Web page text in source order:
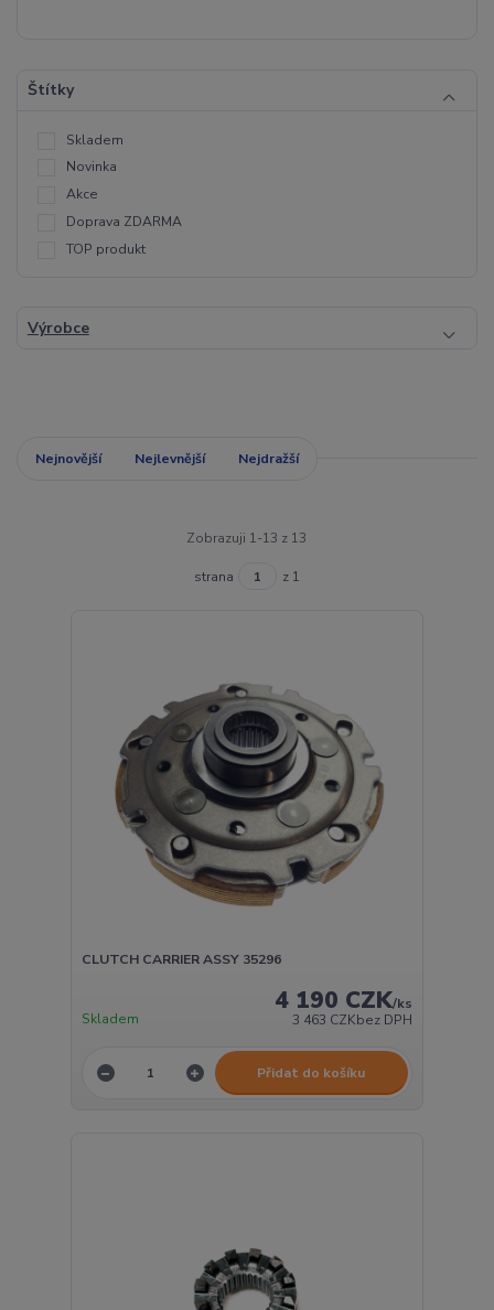
Štítky
Skladem
Novinka
Akce
Doprava ZDARMA
TOP produkt
Výrobce
Nejnovější Nejlevnější Nejdražší
Zobrazuji 1-13 z 13
strana z 1
CLUTCH CARRIER ASSY 35296
4 190 CZK/ks
3 463 CZKbez DPH
Skladem
Přidat do košíku